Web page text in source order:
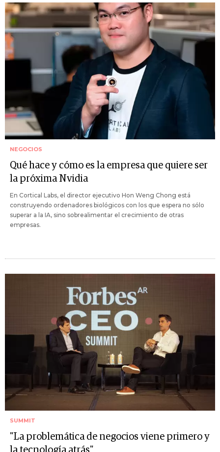
NEGOCIOS
Qué hace y cómo es la empresa que quiere ser
la próxima Nvidia
En Cortical Labs, el director ejecutivo Hon Weng Chong está
construyendo ordenadores biológicos con los que espera no sólo
superar a la IA, sino sobrealimentar el crecimiento de otras
empresas.
SUMMIT
"La problemática de negocios viene primero y